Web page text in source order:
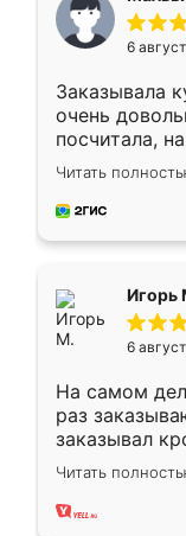
6
Заказывала
очень
посчитала,
Замерщик
делу со
за день,
Читать
Игорь
6
На самом
раз
заказывал
ребёнка при
заказал
хорошее
Читать